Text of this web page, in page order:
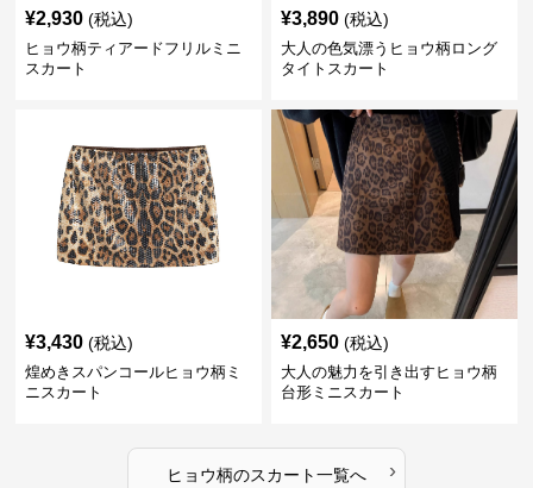
¥2,930 (税込)
ヒョウ柄ティアードフリルミニ
スカート
¥3,890 (税込)
大人の色気漂うヒョウ柄ロング
タイトスカート
¥3,430 (税込)
煌めきスパンコールヒョウ柄ミ
ニスカート
¥2,650 (税込)
大人の魅力を引き出すヒョウ柄
台形ミニスカート
ヒョウ柄のスカート一覧へ ›